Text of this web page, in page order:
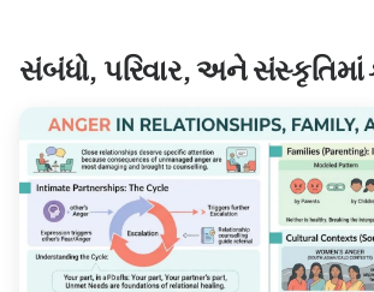
સંબંધો, પરિવાર, અને સંસ્કૃતિમાં